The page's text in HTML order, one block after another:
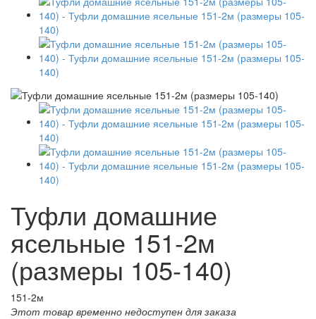
Туфли домашние
ясельные 151-2м
(размеры 105-140)
151-2м
Этот товар временно недоступен для заказа